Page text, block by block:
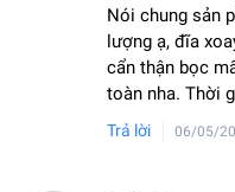
Nói chung sản
lượng ạ, đĩa
cẩn thận bọc
toàn nha. Thời
Trả lời 06/05/